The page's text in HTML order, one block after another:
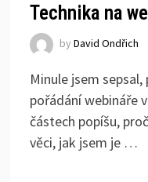
Technika na
byDavid Ondřich
Minule jsem
pořádání webináře
částech popíšu,
věci, jak jsem je …